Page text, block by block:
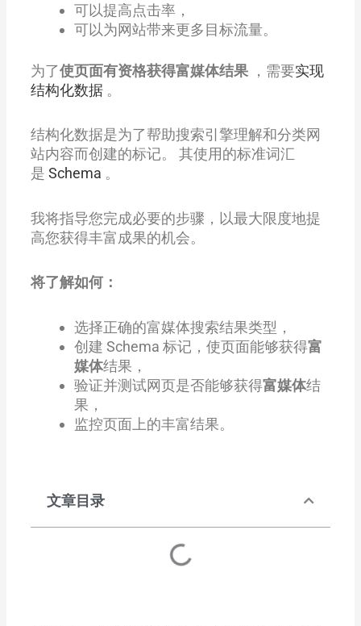
可以提高点击率，
可以为网站带来更多目标流量。
为了使页面有资格获得富媒体结果，需要实现
结构化数据。
结构化数据是为了帮助搜索引擎理解和分类网
站内容而创建的标记。 其使用的标准词汇
是 Schema 。
我将指导您完成必要的步骤，以最大限度地提
高您获得丰富成果的机会。
将了解如何：
选择正确的富媒体搜索结果类型，
创建 Schema 标记，使页面能够获得富
媒体结果，
验证并测试网页是否能够获得富媒体结
果，
监控页面上的丰富结果。
文章目录